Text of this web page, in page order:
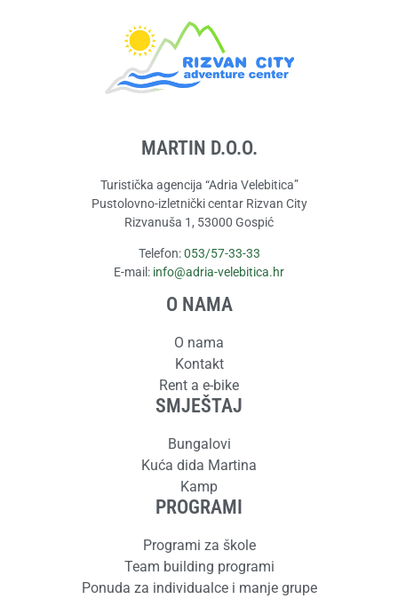
MARTIN D.O.O.
Turistička agencija “Adria Velebitica”
Pustolovno-izletnički centar Rizvan City
Rizvanuša 1, 53000 Gospić
Telefon:053/57-33-33
E-mail: info@adria-velebitica.hr
O NAMA
O nama
Kontakt
Rent a e-bike
SMJEŠTAJ
Bungalovi
Kuća dida Martina
Kamp
PROGRAMI
Programi za škole
Team building programi
Ponuda za individualce i manje grupe